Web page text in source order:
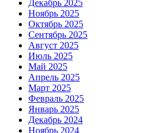
Декабрь 2025
Ноябрь 2025
Октябрь 2025
Сентябрь 2025
Август 2025
Июль 2025
Май 2025
Апрель 2025
Март 2025
Февраль 2025
Январь 2025
Декабрь 2024
Ноябрь 2024